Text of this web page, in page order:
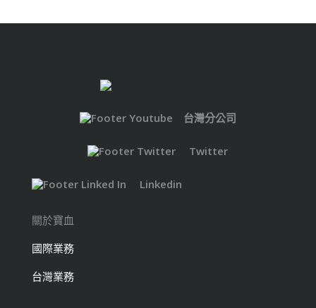
台灣分公司
Twitter
Linkedin
關於寶血
國際業務
台灣業務